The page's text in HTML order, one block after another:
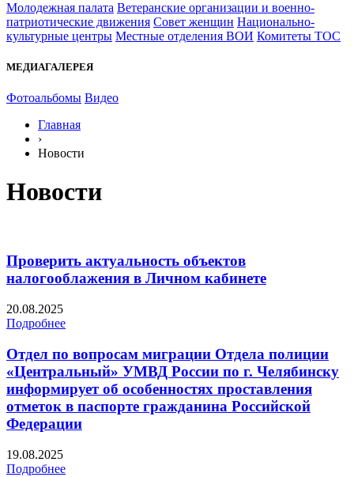
Молодежная палата Ветеранские организации и военно-
патриотические движения Совет женщин Национально-
культурные центры Местные отделения ВОИ Комитеты ТОС
МЕДИАГАЛЕРЕЯ
Фотоальбомы Видео
Главная
›
Новости
Новости
Проверить актуальность объектов
налогооблажения в Личном кабинете
20.08.2025
Подробнее
Отдел по вопросам миграции Отдела полиции
«Центральный» УМВД России по г. Челябинску
информирует об особенностях проставления
отметок в паспорте гражданина Российской
Федерации
19.08.2025
Подробнее